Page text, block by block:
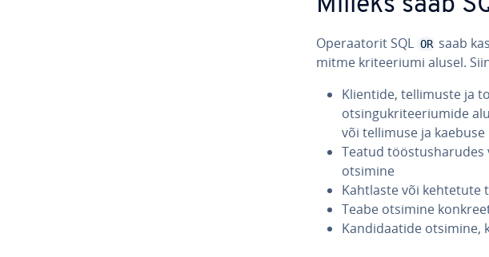
Milleks saab
Ope­raa­to­rit SQL OR saab
mitme kri­tee­riumi alusel.
Klientide, tel­li­muste ja
ot­sin­gukri­tee­riumide
või tellimuse ja kaebuse
Teatud
otsimine
Kahtlaste või
Teabe otsimine
Kan­di­daa­tide otsimine,